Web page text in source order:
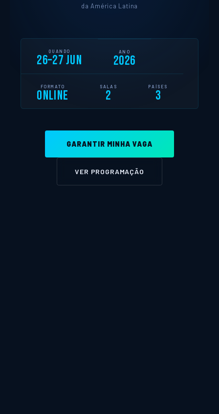
da América Latina
QUANDO
26–27 JUN
ANO
2026
FORMATO
ONLINE
SALAS
2
PAÍSES
3
GARANTIR MINHA VAGA
VER PROGRAMAÇÃO